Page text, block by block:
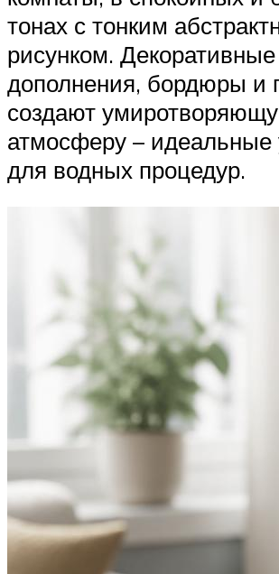
тонах с тонким
рисунком. Декоративные
дополнения, бордюры и
создают
атмосферу – идеальные
для водных процедур.